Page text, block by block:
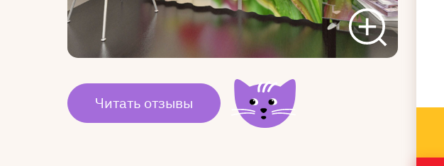
Читать отзывы